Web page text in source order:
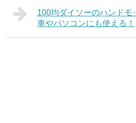
100均ダイソーのハンドモ
車やパソコンにも使える！